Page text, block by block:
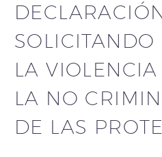
SOLICITANDO
LA
LA NO
DE LAS